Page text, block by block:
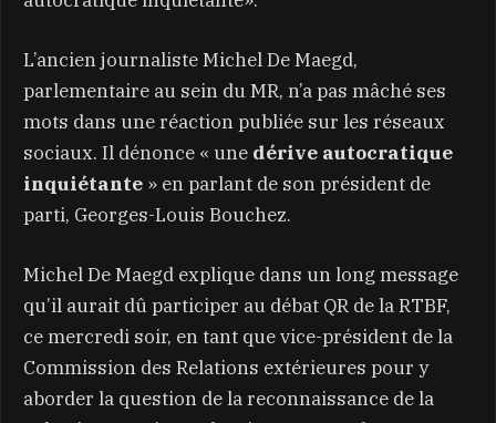
L’ancien journaliste Michel De Maegd,
parlementaire au sein du MR, n’a pas mâché ses
mots dans une réaction publiée sur les réseaux
sociaux. Il dénonce « une dérive autocratique
inquiétante » en parlant de son président de
parti, Georges-Louis Bouchez.
Michel De Maegd explique dans un long message
qu’il aurait dû participer au débat QR de la RTBF,
ce mercredi soir, en tant que vice-président de la
Commission des Relations extérieures pour y
aborder la question de la reconnaissance de la